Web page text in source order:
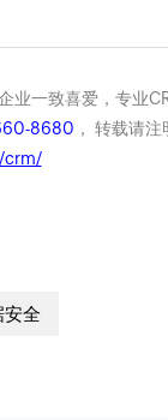
业一致喜爱，专业
8680 ， 转载请
crm/
安全